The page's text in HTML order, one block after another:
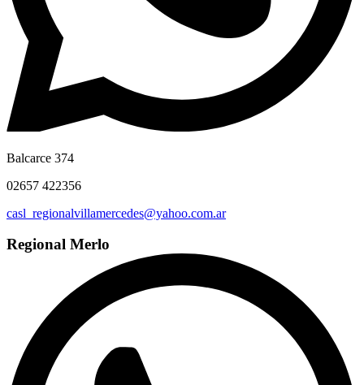
Balcarce 374
02657 422356
casl_regionalvillamercedes@yahoo.com.ar
Regional Merlo